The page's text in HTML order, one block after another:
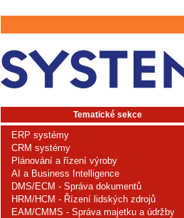
Tematické sekce
ERP systémy
CRM systémy
Plánování a řízení výroby
AI a Business Intelligence
DMS/ECM - Správa dokumentů
HRM/HCM - Řízení lidských zdrojů
EAM/CMMS - Správa majetku a údržby